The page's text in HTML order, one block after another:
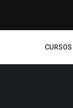
CURSOS